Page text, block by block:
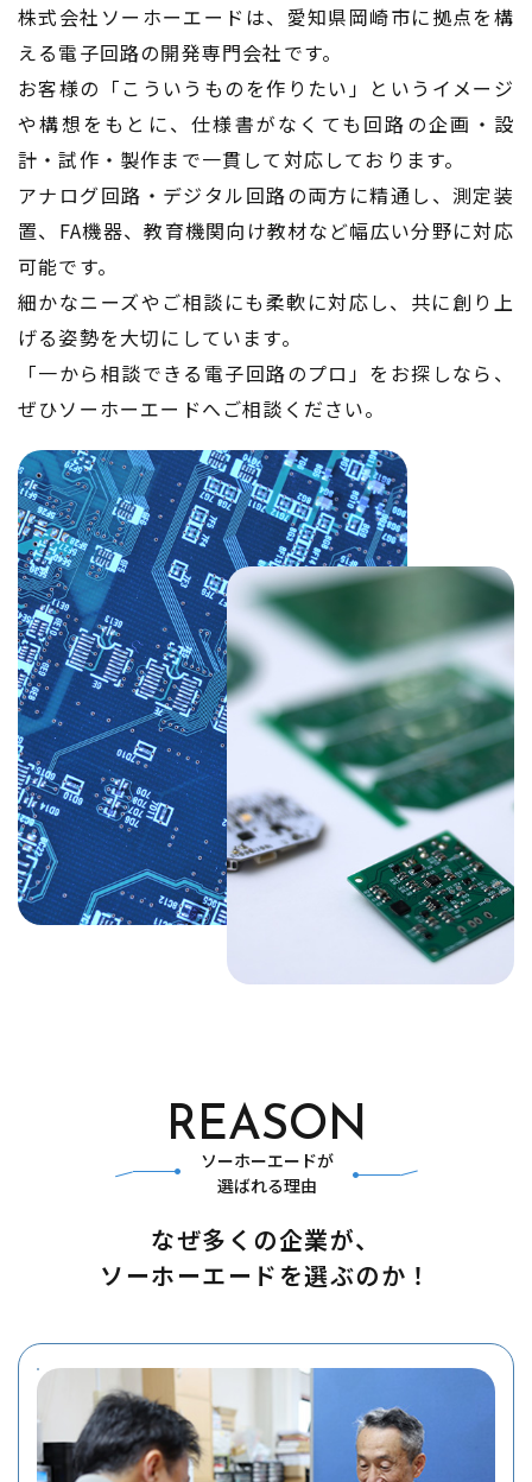
株式会社ソーホーエードは、愛知県岡崎市に拠点を構
える電子回路の開発専門会社です。
お客様の「こういうものを作りたい」というイメージ
や構想をもとに、仕様書がなくても回路の企画・設
計・試作・製作まで一貫して対応しております。
アナログ回路・デジタル回路の両方に精通し、測定装
置、FA機器、教育機関向け教材など幅広い分野に対応
可能です。
細かなニーズやご相談にも柔軟に対応し、共に創り上
げる姿勢を大切にしています。
「一から相談できる電子回路のプロ」をお探しなら、
ぜひソーホーエードへご相談ください。
REASON
ソーホーエードが
​​​​​​​選ばれる理由
なぜ多くの企業が、
​​​​​​​ソーホーエードを選ぶのか！